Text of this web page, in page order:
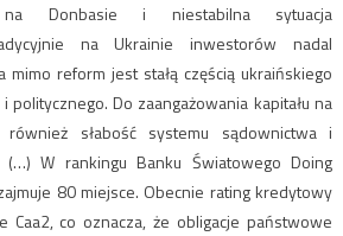
na Donbasie i niestabilna sytuacja
na Ukrainie inwestorów nadal
mimo reform jest stałą częścią ukraińskiego
politycznego. Do zaangażowania kapitału na
słabość systemu sądownictwa i
(…) W rankingu Banku Światowego Doing
80 miejsce. Obecnie rating kredytowy
Caa2, co oznacza, że obligacje państwowe